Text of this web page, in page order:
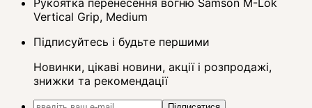
Рукоятка перенесення вогню Samson M-Lok
Vertical Grip, Medium
Підписуйтесь і будьте першими
Новинки, цікаві новини, акції і розпродажі,
знижки та рекомендації